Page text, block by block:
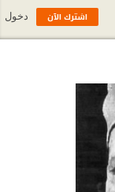
اشترك الآن دخول